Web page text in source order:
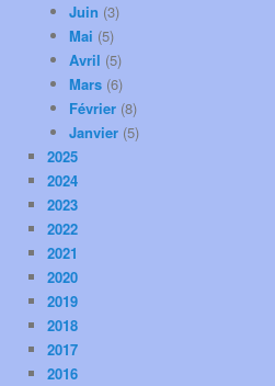
Juin (3)
Mai (5)
Avril (5)
Mars (6)
Février (8)
Janvier (5)
2025
2024
2023
2022
2021
2020
2019
2018
2017
2016